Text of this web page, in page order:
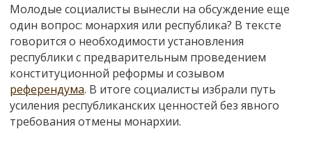
Молодые социалисты вынесли на обсуждение еще
один вопрос: монархия или республика? В тексте
говорится о необходимости установления
республики с предварительным проведением
конституционной реформы и созывом
референдума. В итоге социалисты избрали путь
усиления республиканских ценностей без явного
требования отмены монархии.